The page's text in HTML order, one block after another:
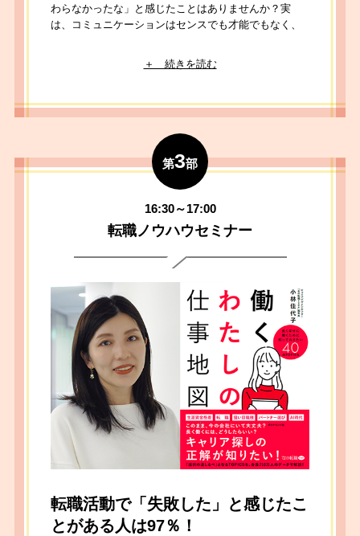
わらなかったな」と感じたことはありませんか？実
は、コミュニケーションはセンスでも才能でもなく、
ビスを手掛ける「kaeka」がこれまで積み上げてきた知
見とトレーナー自身の経験をもとに、明日からすぐに
の具体的なポイントをお伝えします。自らの言葉で理
想のキャリアを切り拓く。そのための第一歩を、ここ
から踏み出してみませんか？
2022年、株式会社カエカに参画。これまでに、機
械系メーカーにてカスタマーサポートおよび研修講
師としてのべ500名に向けて研修を実施。その後、
Edtechベンチャー企業に転職し、営業・カスタマ
ーサクセスとして勤務し、現職。現在は、経営者、
政治家・社会人をクライアントに持ち、メディア向
けや選挙スピーチ原稿の執筆、話し方のトレーニン
グを横断的に行う。
第3部
16:30～17:00
転職ノウハウセミナー
転職活動で「失敗した」と感じたこ
とがある人は97％！